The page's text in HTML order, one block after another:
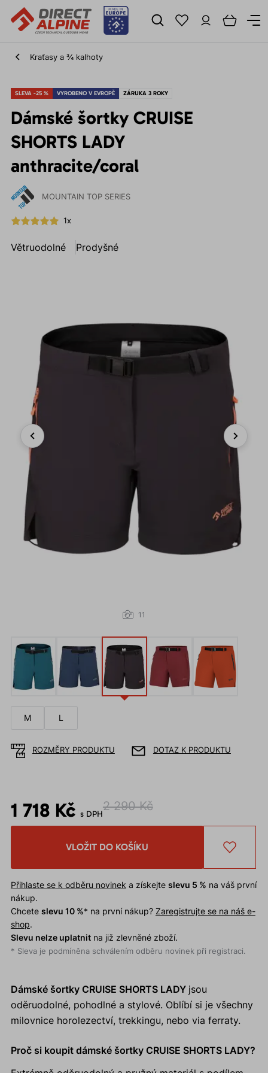
Kraťasy a ¾ kalhoty
SLEVA -25 % VYROBENO V EVROPĚ ZÁRUKA 3 ROKY
Dámské šortky CRUISE
SHORTS LADY
anthracite/coral
MOUNTAIN TOP SERIES
1x
Větruodolné Prodyšné
Previous Next
11
M L
ROZMĚRY PRODUKTU DOTAZ K PRODUKTU
1 718 Kč s DPH
2 290 Kč
VLOŽIT DO KOŠÍKU
Přihlaste se k odběru novinek a získejte slevu 5 % na váš první
nákup.
Chcete slevu 10 %* na první nákup? Zaregistrujte se na náš e-
shop.
Slevu nelze uplatnitna již zlevněné zboží.
* Sleva je podmíněna schválením odběru novinek při registraci.
Dámské šortky CRUISE SHORTS LADY jsou
oděruodolné, pohodlné a stylové. Oblíbí si je všechny
milovnice horolezectví, trekkingu, nebo via ferraty.
Proč si koupit dámské šortky CRUISE SHORTS LADY?